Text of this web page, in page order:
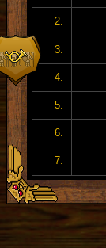
2.
3.
4.
5.
6.
7.